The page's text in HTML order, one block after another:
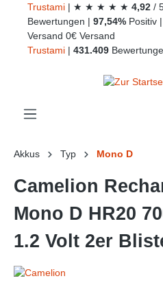
Trustami | ★ ★ ★ ★ ★ 4,92 /
Bewertungen | 97,54% Positiv |
Versand 0€ Versand
Trustami | 431.409
Akkus Typ Mono D
Camelion
Mono D HR20
1.2 Volt 2er